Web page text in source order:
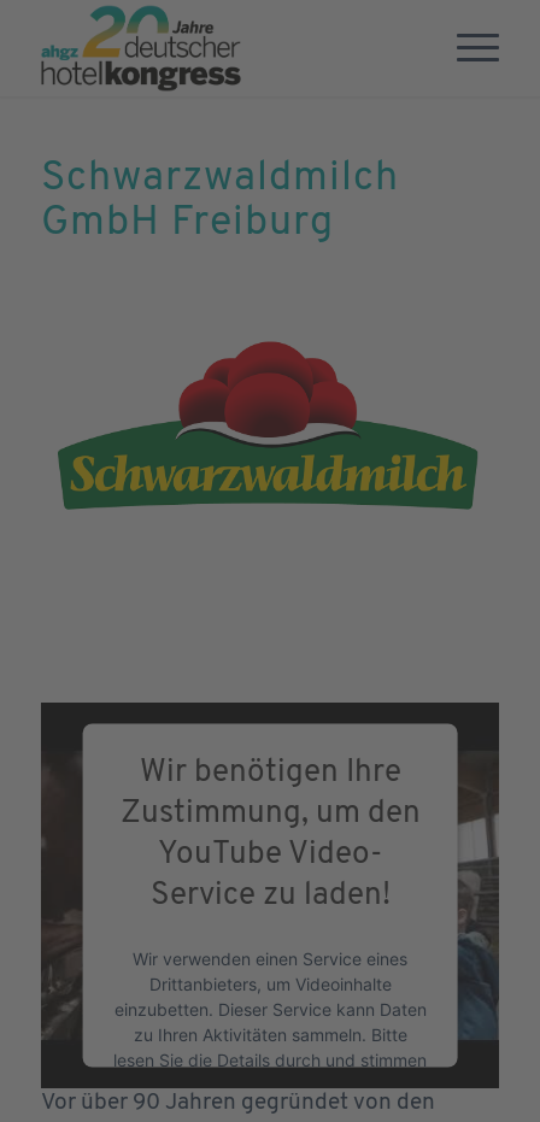
Schwarzwaldmilch
GmbH Freiburg
Wir benötigen Ihre
Zustimmung, um den
YouTube Video-
Service zu laden!
Wir verwenden einen Service eines
Drittanbieters, um Videoinhalte
einzubetten. Dieser Service kann Daten
zu Ihren Aktivitäten sammeln. Bitte
lesen Sie die Details durch und stimmen
Sie der Nutzung des Service zu, um
dieses Video anzusehen.
Schwarzwaldmilch – Heimat zum Genießen
Vor über 90 Jahren gegründet von den